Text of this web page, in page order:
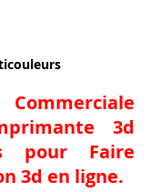
3d
pour Faire
3d en ligne.